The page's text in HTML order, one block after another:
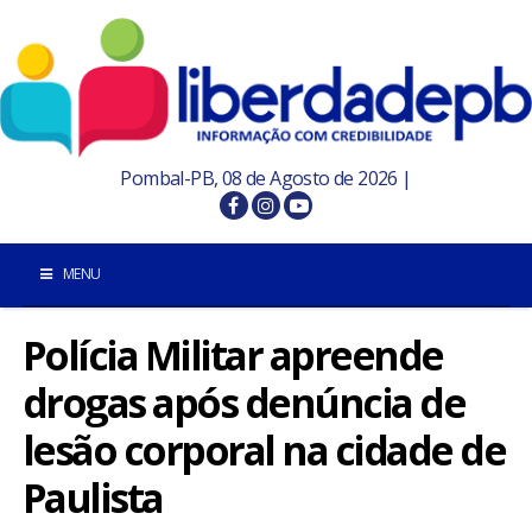
Pombal-PB, 08 de Agosto de 2026 |
MENU
INÍCIO
POMBAL E REGIÃO
Polícia Militar apreende
drogas após denúncia de
lesão corporal na cidade de
Paulista